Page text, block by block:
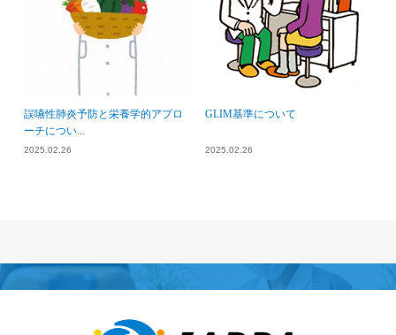
誤嚥性肺炎予防と栄養学的アプロ
ーチについ...
2025.02.26
GLIM基準について
2025.02.26